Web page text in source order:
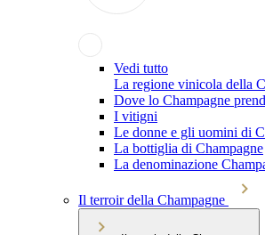
Vedi tutto
La regione vinicola della
Dove lo Champagne
I vitigni
Le donne e gli uomini di
La bottiglia di Champagne
La denominazione
Il terroir della Champagne